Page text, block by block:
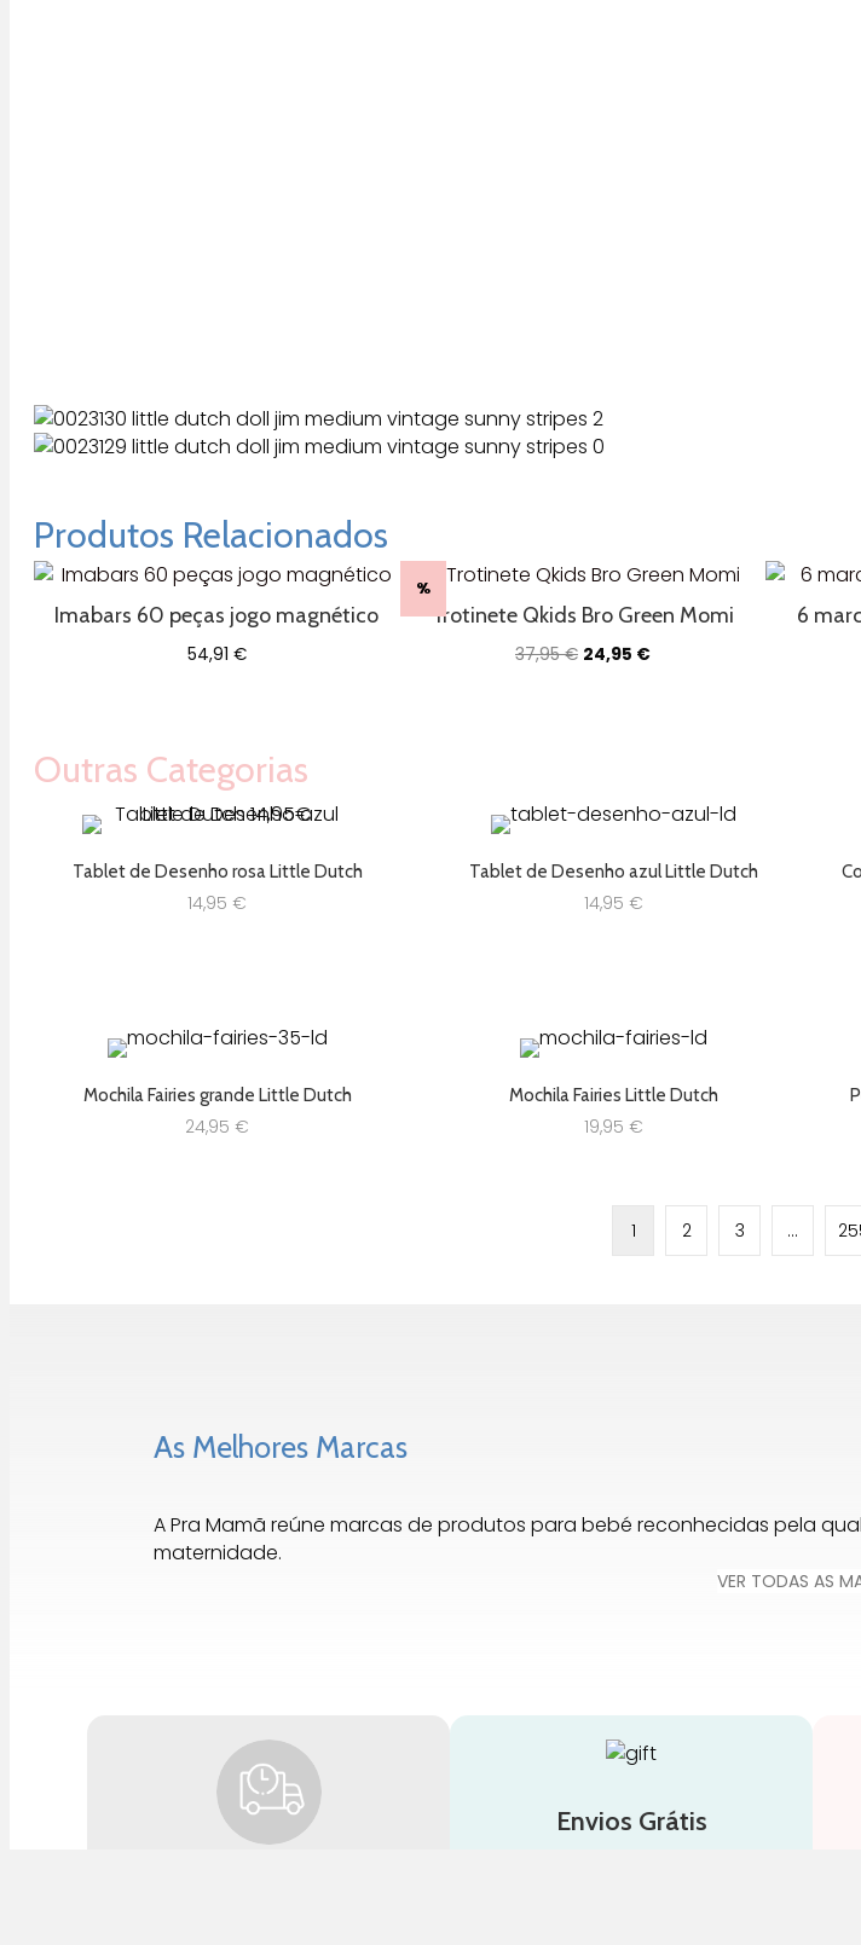
Produtos Relacionados
Imabars 60 peças jogo magnético
54,91 €
%
Trotinete Qkids Bro Green Momi
37,95€ O
24,95 €O
6
Outras Categorias
Tablet de Desenho rosa Little Dutch
14,95 €
Tablet de Desenho azul Little Dutch
14,95 €
Mochila Fairies grande Little Dutch
24,95 €
Mochila Fairies Little Dutch
19,95 €
1 2 3 …
As Melhores Marcas
A Pra Mamã reúne marcas de produtos para bebé reconhecidas pela
maternidade.
VER TODAS AS
Envios Grátis